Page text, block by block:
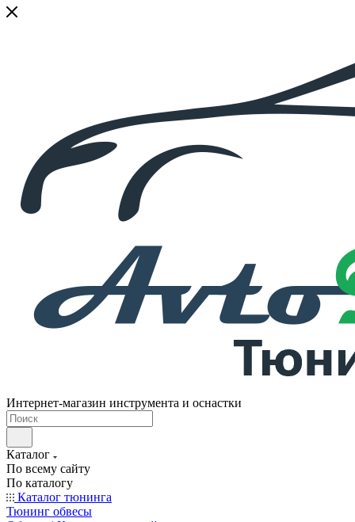
Интернет-магазин инструмента и оснастки
Каталог
По всему сайту
По каталогу
Каталог тюнинга
Тюнинг обвесы